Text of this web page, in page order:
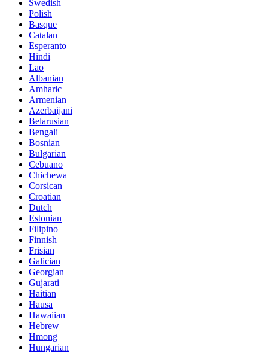
Swedish
Polish
Basque
Catalan
Esperanto
Hindi
Lao
Albanian
Amharic
Armenian
Azerbaijani
Belarusian
Bengali
Bosnian
Bulgarian
Cebuano
Chichewa
Corsican
Croatian
Dutch
Estonian
Filipino
Finnish
Frisian
Galician
Georgian
Gujarati
Haitian
Hausa
Hawaiian
Hebrew
Hmong
Hungarian